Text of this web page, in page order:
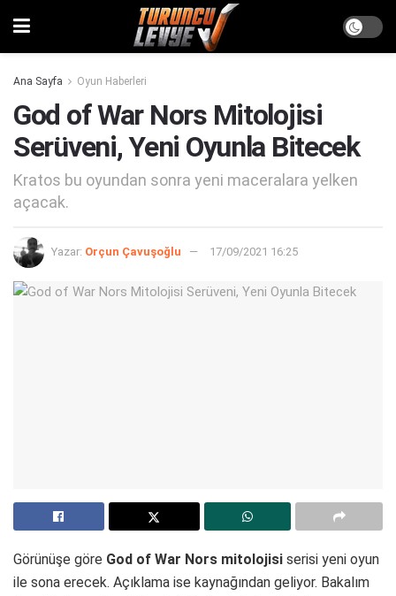
Ana Sayfa Oyun Haberleri
God of War Nors Mitolojisi
Serüveni, Yeni Oyunla Bitecek
Kratos bu oyundan sonra yeni maceralara yelken
açacak.
Yazar: Orçun Çavuşoğlu 17/09/2021 16:25
Görünüşe göre God of War Nors mitolojisi serisi yeni oyun
ile sona erecek. Açıklama ise kaynağından geliyor. Bakalım